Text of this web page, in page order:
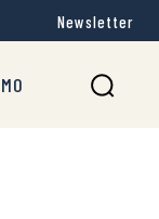
Newsletter